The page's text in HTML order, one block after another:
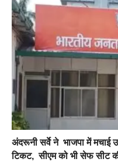
अंदरूनी सर्वे ने भाजपा में
टिकट, सीएम को भी सेफ सीट